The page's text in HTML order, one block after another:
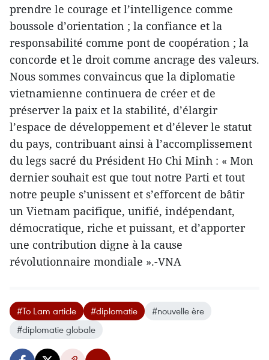
prendre le courage et l’intelligence comme
boussole d’orientation ; la confiance et la
responsabilité comme pont de coopération ; la
concorde et le droit comme ancrage des valeurs.
Nous sommes convaincus que la diplomatie
vietnamienne continuera de créer et de
préserver la paix et la stabilité, d’élargir
l’espace de développement et d’élever le statut
du pays, contribuant ainsi à l’accomplissement
du legs sacré du Président Ho Chi Minh : « Mon
dernier souhait est que tout notre Parti et tout
notre peuple s’unissent et s’efforcent de bâtir
un Vietnam pacifique, unifié, indépendant,
démocratique, riche et puissant, et d’apporter
une contribution digne à la cause
révolutionnaire mondiale ».-VNA
#To Lam article #diplomatie
#nouvelle ère
#diplomatie globale